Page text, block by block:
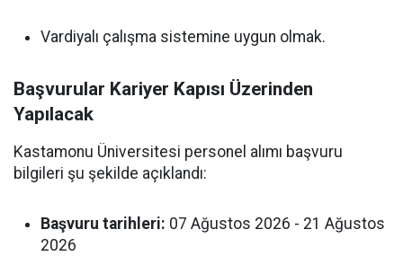
Vardiyalı çalışma sistemine uygun olmak.
Başvurular Kariyer Kapısı Üzerinden
Yapılacak
Kastamonu Üniversitesi personel alımı başvuru
bilgileri şu şekilde açıklandı:
Başvuru tarihleri: 07 Ağustos 2026 - 21 Ağustos
2026